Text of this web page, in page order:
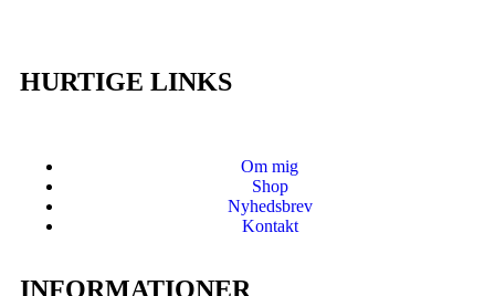
HURTIGE LINKS
Om mig
Shop
Nyhedsbrev
Kontakt
INFORMATIONER